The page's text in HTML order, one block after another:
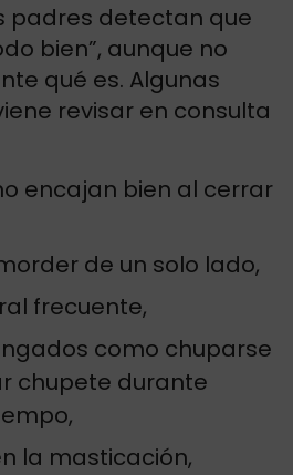
padres detectan que
bien”, aunque no
qué es. Algunas
revisar en consulta
encajan bien al cerrar
de un solo lado,
frecuente,
como chuparse
chupete durante
la masticación,